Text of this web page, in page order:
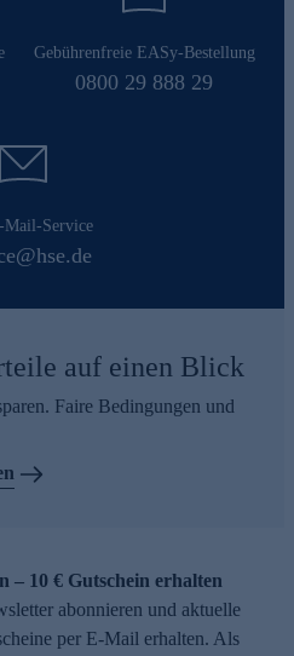
Gebührenfreie EASy-Bestellung
0800 29 888 29
Mail-Service
auf einen Blick
Faire Bedingungen und
– 10 € Gutschein erhalten
abonnieren und aktuelle
per E-Mail erhalten. Als